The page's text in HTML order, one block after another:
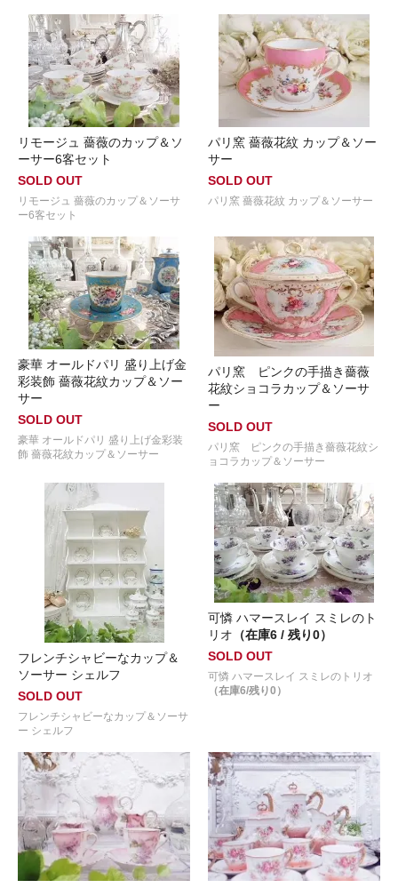
リモージュ 薔薇のカップ＆ソ
ーサー6客セット
SOLD OUT
リモージュ 薔薇のカップ＆ソーサ
ー6客セット
パリ窯 薔薇花紋 カップ＆ソー
サー
SOLD OUT
パリ窯 薔薇花紋 カップ＆ソーサー
豪華 オールドパリ 盛り上げ金
彩装飾 薔薇花紋カップ＆ソー
サー
SOLD OUT
豪華 オールドパリ 盛り上げ金彩装
飾 薔薇花紋カップ＆ソーサー
パリ窯 ピンクの手描き薔薇
花紋ショコラカップ＆ソーサ
ー
SOLD OUT
パリ窯 ピンクの手描き薔薇花紋シ
ョコラカップ＆ソーサー
フレンチシャビーなカップ＆
ソーサー シェルフ
SOLD OUT
フレンチシャビーなカップ＆ソーサ
ー シェルフ
可憐 ハマースレイ スミレのト
リオ （在庫6 / 残り0）
SOLD OUT
可憐 ハマースレイ スミレのトリオ
（在庫6/残り0）